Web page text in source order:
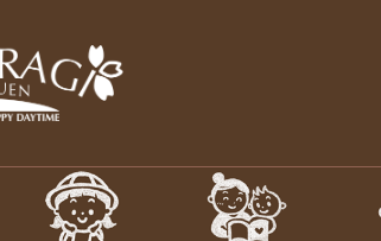
保育園・東京日の出
さくらぎ保育園について · 園施設のご案
児教室 · 園のいち日 · 年間行事 · さくら
ちろん私達大人も認められ、認め合う喜び
さを伝えていき